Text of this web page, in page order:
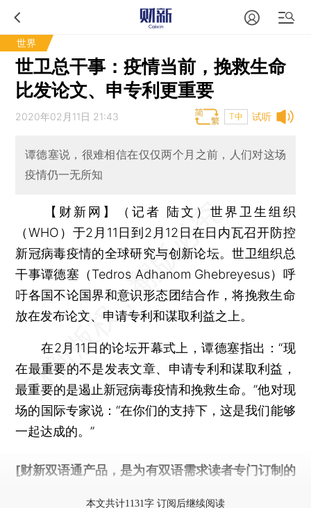
世界
世卫总干事：疫情当前，挽救生命
比发论文、申专利更重要
试听
2020年02月11日 21:43 T中
谭德塞说，很难相信在仅仅两个月之前，人们对这场
疫情仍一无所知
【财新网】（记者 陆文） 世界卫生组织
（WHO）于2月11日到2月12日在日内瓦召开防控
新冠病毒疫情的全球研究与创新论坛。世卫组织总
干事谭德塞（Tedros Adhanom Ghebreyesus）呼
吁各国不论国界和意识形态团结合作，将挽救生命
放在发布论文、申请专利和谋取利益之上。
在2月11日的论坛开幕式上，谭德塞指出：“现
在最重要的不是发表文章、申请专利和谋取利益，
最重要的是遏止新冠病毒疫情和挽救生命。”他对现
场的国际专家说：“在你们的支持下，这是我们能够
一起达成的。”
[财新双语通产品，是为有双语需求读者专门订制的
本文共计1131字 订阅后继续阅读